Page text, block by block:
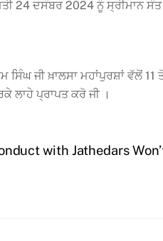
24 ਦਸੰਬਰ 2024 ਨੂੰ ਸ੍ਰੀਮਾਨ
ਸਿੰਘ ਜੀ ਖ਼ਾਲਸਾ ਮਹਾਂਪੁਰਸ਼ਾਂ ਵੱਲੋਂ
ਲਾਹੇ ਪ੍ਰਾਪਤ ਕਰੋ ਜੀ ।
with Jathedars